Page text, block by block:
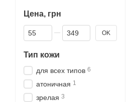
Цена, грн
От Цена, грн
До Цена, грн OK
Тип кожи
для всех типов 6
атоничная 1
зрелая 3